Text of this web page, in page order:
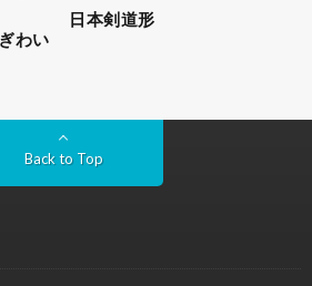
わい
日本剣道形
Back to Top